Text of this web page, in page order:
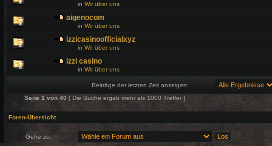
in Wir über uns
aigenocom
in Wir über uns
izzicasinoofficialxyz
in Wir über uns
izzi casino
in Wir über uns
Beiträge der letzten Zeit anzeigen:
Seite 1 von40 [ Die Suche ergab mehr als 1000 Treffer ]
Foren-Übersicht
Gehe zu: